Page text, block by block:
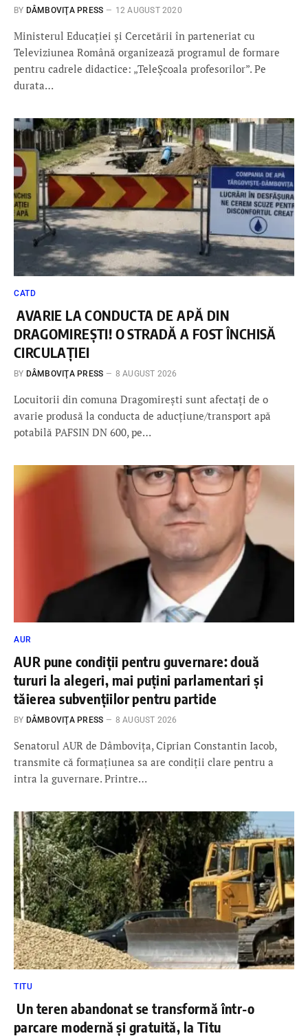
BY DÂMBOVIŢA PRESS 12 AUGUST 2020
Ministerul Educației și Cercetării în parteneriat cu
Televiziunea Română organizează programul de formare
pentru cadrele didactice: „TeleȘcoala profesorilor”. Pe
durata…
CATD
AVARIE LA CONDUCTA DE APĂ DIN
DRAGOMIREȘTI! O STRADĂ A FOST ÎNCHISĂ
CIRCULAȚIEI
BY DÂMBOVIŢA PRESS 8 AUGUST 2026
Locuitorii din comuna Dragomirești sunt afectați de o
avarie produsă la conducta de aducțiune/transport apă
potabilă PAFSIN DN 600, pe…
AUR
AUR pune condiții pentru guvernare: două
tururi la alegeri, mai puțini parlamentari și
tăierea subvențiilor pentru partide
BY DÂMBOVIŢA PRESS 8 AUGUST 2026
Senatorul AUR de Dâmbovița, Ciprian Constantin Iacob,
transmite că formațiunea sa are condiții clare pentru a
intra la guvernare. Printre…
TITU
Un teren abandonat se transformă într-o
parcare modernă și gratuită, la Titu